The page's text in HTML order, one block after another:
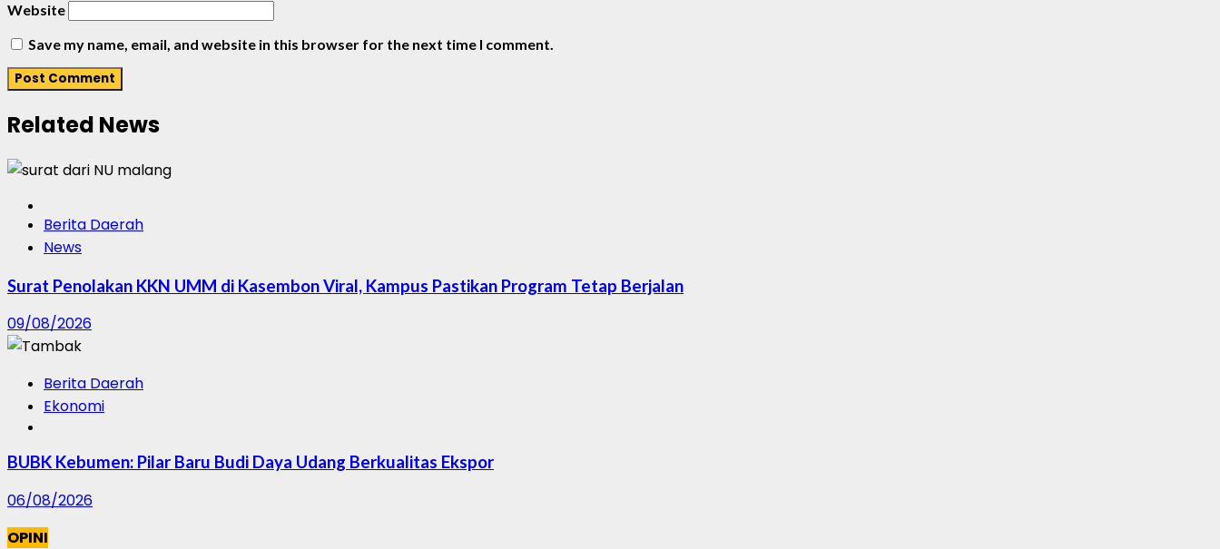
Website
Save my name, email, and website in this browser for the next time I comment.
Related News
Berita Daerah
News
Surat Penolakan KKN UMM di Kasembon Viral, Kampus Pastikan Program Tetap Berjalan
09/08/2026
Berita Daerah
Ekonomi
BUBK Kebumen: Pilar Baru Budi Daya Udang Berkualitas Ekspor
06/08/2026
OPINI